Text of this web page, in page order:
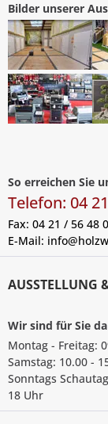
Bilder unserer
So erreichen Sie
Telefon: 04
Fax: 04 21 / 56 48
E-Mail:
AUSSTELLUNG
Wir sind für Sie da
Montag - Freitag:
Samstag: 10.00 -
Sonntags
18 Uhr